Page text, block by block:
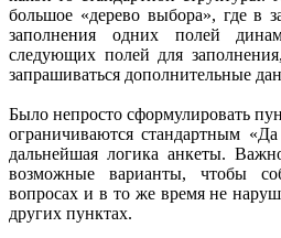
большое «дерево выбора», где в
заполнения одних полей
следующих полей для
запрашиваться дополнительные
Было непросто сформулировать
ограничиваются стандартным
дальнейшая логика анкеты.
возможные варианты, чтобы
вопросах и в то же время не
других пунктах.